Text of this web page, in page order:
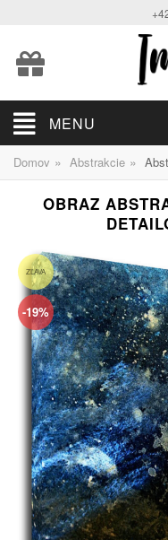
MENU
Domov » Abstrakcie »
OBRAZ
ZĽAVA
-19%